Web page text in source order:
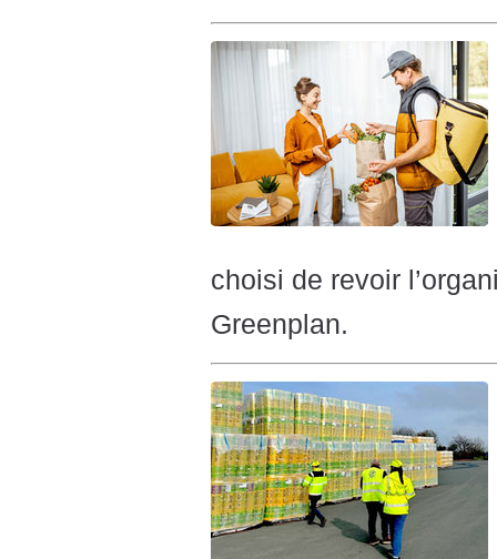
choisi de revoir
Greenplan.